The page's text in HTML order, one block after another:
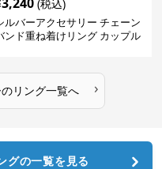
(税込)
ルバーアクセサリー チェーン
ンド重ね着けリング カップル
のリング一覧へ ›
グの一覧を見る